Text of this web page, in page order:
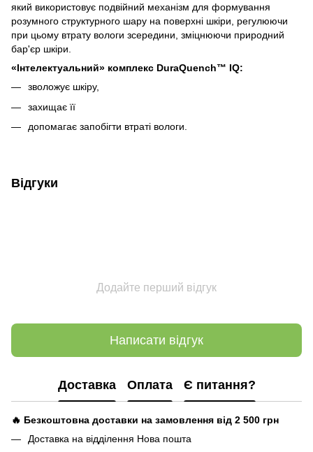
який використовує подвійний механізм для формування
розумного структурного шару на поверхні шкіри, регулюючи
при цьому втрату вологи зсередини, зміцнюючи природний
бар'єр шкіри.
«Інтелектуальний» комплекс DuraQuench™ IQ:
зволожує шкіру,
захищає її
допомагає запобігти втраті вологи.
Відгуки
Додайте перший відгук
Написати відгук
Доставка Оплата Є питання?
🔥 Безкоштовна доставки на замовлення від 2 500 грн
Доставка на відділення Нова пошта